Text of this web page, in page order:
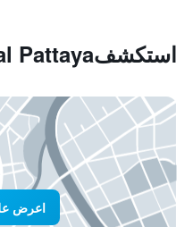
استكشفCentral Pattaya, باتايا
اعرض